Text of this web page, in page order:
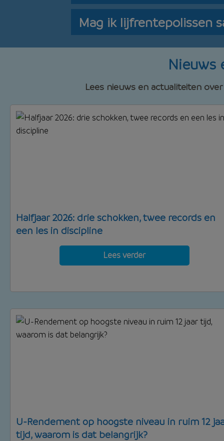
Mag ik lijfrentepolissen
Nieuws
Lees nieuws en actualiteiten
Halfjaar 2026: drie schokken, twee records en
een les in discipline
Lees verder
U-Rendement op hoogste niveau in ruim 12
tijd, waarom is dat belangrijk?